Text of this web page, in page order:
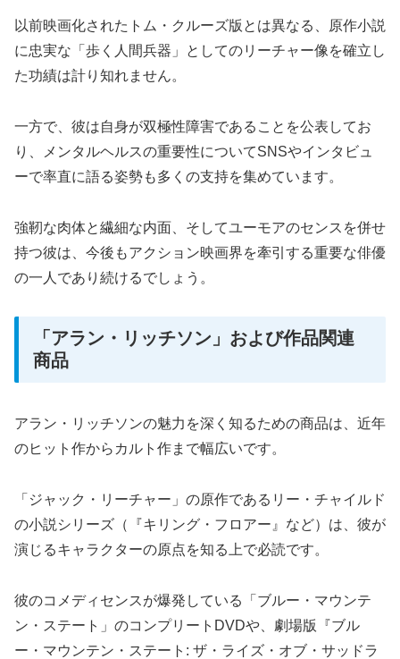
以前映画化されたトム・クルーズ版とは異なる、原作小説
に忠実な「歩く人間兵器」としてのリーチャー像を確立し
た功績は計り知れません。
一方で、彼は自身が双極性障害であることを公表してお
り、メンタルヘルスの重要性についてSNSやインタビュ
ーで率直に語る姿勢も多くの支持を集めています。
強靭な肉体と繊細な内面、そしてユーモアのセンスを併せ
持つ彼は、今後もアクション映画界を牽引する重要な俳優
の一人であり続けるでしょう。
「アラン・リッチソン」および作品関連
商品
アラン・リッチソンの魅力を深く知るための商品は、近年
のヒット作からカルト作まで幅広いです。
「ジャック・リーチャー」の原作であるリー・チャイルド
の小説シリーズ（『キリング・フロアー』など）は、彼が
演じるキャラクターの原点を知る上で必読です。
彼のコメディセンスが爆発している「ブルー・マウンテ
ン・ステート」のコンプリートDVDや、劇場版『ブル
ー・マウンテン・ステート: ザ・ライズ・オブ・サッドラ